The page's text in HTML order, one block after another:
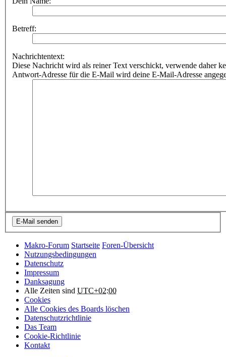
Betreff:
Nachrichtentext:
Diese Nachricht wird als reiner Text verschickt, verwende daher
Antwort-Adresse für die E-Mail wird deine E-Mail-Adresse
Makro-Forum Startseite Foren-Übersicht
Nutzungsbedingungen
Datenschutz
Impressum
Danksagung
Alle Zeiten sind UTC+02:00
Cookies
Alle Cookies des Boards löschen
Datenschutzrichtlinie
Das Team
Cookie-Richtlinie
Kontakt